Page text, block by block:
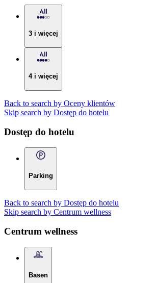
3 i więcej
4 i więcej
Back to search by Oceny klientów
Skip search by Dostęp do hotelu
Dostęp do hotelu
Parking
Back to search by Dostęp do hotelu
Skip search by Centrum wellness
Centrum wellness
Basen